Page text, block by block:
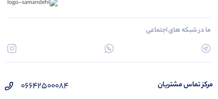
ما در شبکه های اجتماعی
مرکز تماس مشتریان ۰۶۶۴۲۵۰۰۰۸۴